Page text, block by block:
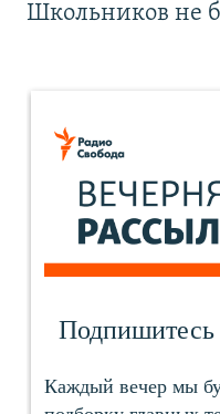
Школьников не